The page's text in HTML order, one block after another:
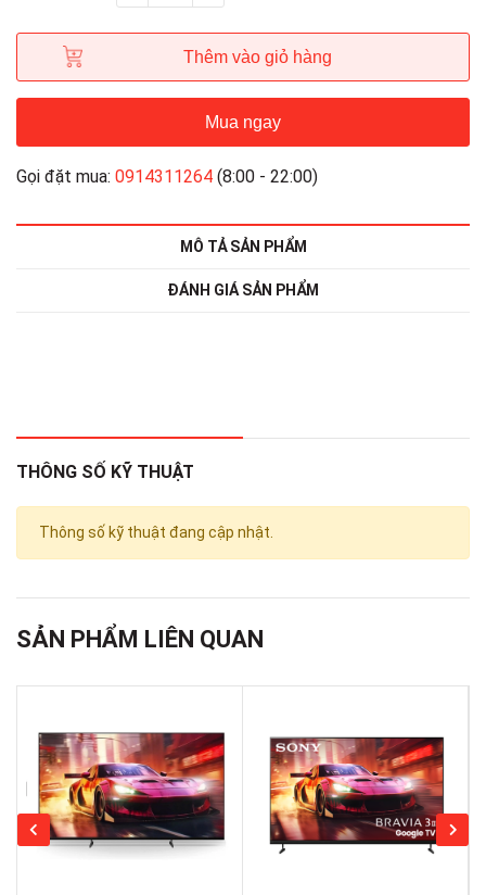
Thêm vào giỏ hàng
Mua ngay
Gọi đặt mua: 0914311264 (8:00 - 22:00)
MÔ TẢ SẢN PHẨM
ĐÁNH GIÁ SẢN PHẨM
THÔNG SỐ KỸ THUẬT
Thông số kỹ thuật đang cập nhật.
SẢN PHẨM LIÊN QUAN